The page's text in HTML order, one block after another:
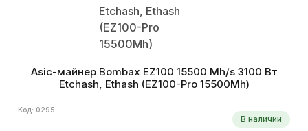
Asic-майнер Bombax EZ100 15500 Mh/s 3100 Вт
Etchash, Ethash (EZ100-Pro 15500Mh)
Код: 0295
В наличии